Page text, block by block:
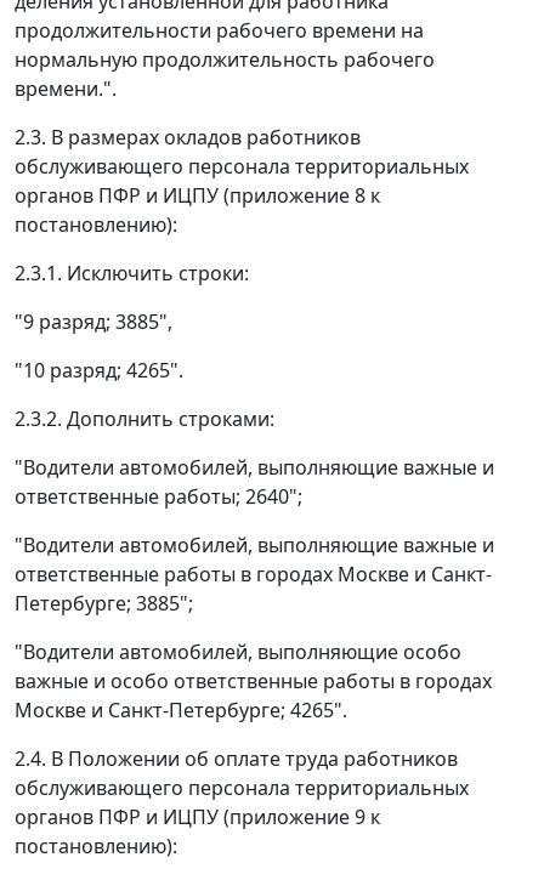
продолжительности рабочего времени на
нормальную продолжительность рабочего
времени.".
2.3. В размерах окладов работников
обслуживающего персонала территориальных
органов ПФР и ИЦПУ (приложение 8 к
постановлению):
2.3.1. Исключить строки:
"9 разряд; 3885",
"10 разряд; 4265".
2.3.2. Дополнить строками:
"Водители автомобилей, выполняющие важные и
ответственные работы; 2640";
"Водители автомобилей, выполняющие важные и
ответственные работы в городах Москве и Санкт-
Петербурге; 3885";
"Водители автомобилей, выполняющие особо
важные и особо ответственные работы в городах
Москве и Санкт-Петербурге; 4265".
2.4. В Положении об оплате труда работников
обслуживающего персонала территориальных
органов ПФР и ИЦПУ (приложение 9 к
постановлению):